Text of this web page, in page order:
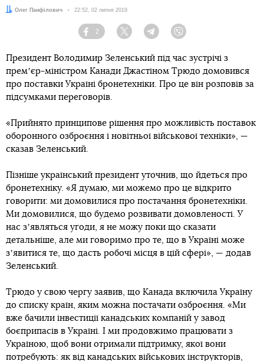
Автор:
Олег Панфілович Дата:
22:52, 02 липня 2019
Facebook
2
Twitter TelegramViber
Президент Володимир Зеленський під час зустрічі з
премʼєр-міністром Канади Джастіном Трюдо домовився
про поставки Україні бронетехніки. Про це він розповів за
підсумками переговорів.
«Прийнято принципове рішення про можливість поставок
оборонного озброєння і новітньої військової техніки», —
сказав Зеленський.
Пізніше український президент уточнив, що йдеться про
бронетехніку. «Я думаю, ми можемо про це відкрито
говорити: ми домовилися про постачання бронетехніки.
Ми домовилися, що будемо розвивати домовленості. У
нас зʼявляться угоди, я не можу поки що сказати
детальніше, але ми говоримо про те, що в Україні може
зʼявитися те, що дасть робочі місця в цій сфері», — додав
Зеленський.
Трюдо у свою чергу заявив, що Канада включила Україну
до списку країн, яким можна постачати озброєння. «Ми
вже бачили інвестиції канадських компаній у завод
боєприпасів в Україні. І ми продовжимо працювати з
Україною, щоб вони отримали підтримку, якої вони
потребують: як від канадських військових інструкторів,